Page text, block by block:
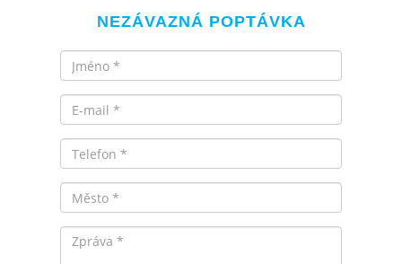
NEZÁVAZNÁ POPTÁVKA